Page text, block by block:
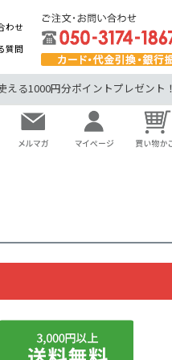
わせ
質問
1000円分ポイントプレゼント！